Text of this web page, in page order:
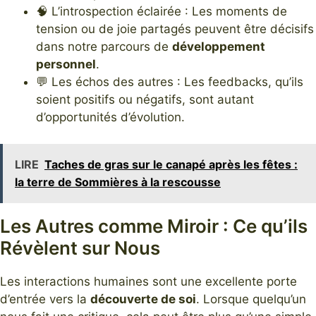
🧠 L’introspection éclairée : Les moments de
tension ou de joie partagés peuvent être décisifs
dans notre parcours de développement
personnel.
💬 Les échos des autres : Les feedbacks, qu’ils
soient positifs ou négatifs, sont autant
d’opportunités d’évolution.
LIRE Taches de gras sur le canapé après les fêtes :
la terre de Sommières à la rescousse
Les Autres comme Miroir : Ce qu’ils
Révèlent sur Nous
Les interactions humaines sont une excellente porte
d’entrée vers la découverte de soi. Lorsque quelqu’un